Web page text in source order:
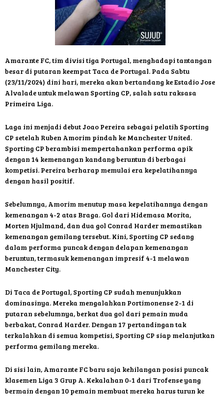
Amarante FC, tim divisi tiga Portugal, menghadapi tantangan
besar di putaran keempat Taca de Portugal. Pada Sabtu
(23/11/2024) dini hari, mereka akan bertandang ke Estadio Jose
Alvalade untuk melawan Sporting CP, salah satu raksasa
Primeira Liga.
Laga ini menjadi debut Joao Pereira sebagai pelatih Sporting
CP setelah Ruben Amorim pindah ke Manchester United.
Sporting CP berambisi mempertahankan performa apik
dengan 14 kemenangan kandang beruntun di berbagai
kompetisi. Pereira berharap memulai era kepelatihannya
dengan hasil positif.
Sebelumnya, Amorim menutup masa kepelatihannya dengan
kemenangan 4-2 atas Braga. Gol dari Hidemasa Morita,
Morten Hjulmand, dan dua gol Conrad Harder memastikan
kemenangan gemilang tersebut. Kini, Sporting CP sedang
dalam performa puncak dengan delapan kemenangan
beruntun, termasuk kemenangan impresif 4-1 melawan
Manchester City.
Di Taca de Portugal, Sporting CP sudah menunjukkan
dominasinya. Mereka mengalahkan Portimonense 2-1 di
putaran sebelumnya, berkat dua gol dari pemain muda
berbakat, Conrad Harder. Dengan 17 pertandingan tak
terkalahkan di semua kompetisi, Sporting CP siap melanjutkan
performa gemilang mereka.
Di sisi lain, Amarante FC baru saja kehilangan posisi puncak
klasemen Liga 3 Grup A. Kekalahan 0-1 dari Trofense yang
bermain dengan 10 pemain membuat mereka harus turun ke